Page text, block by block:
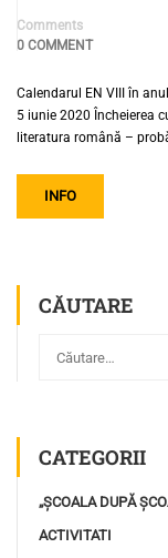
Comments
0 COMMENT
Calendarul EN VIII în
5 iunie 2020 Încheierea
literatura română –
INFO
CĂUTARE
CATEGORII
„ȘCOALA DUPĂ
ACTIVITATI